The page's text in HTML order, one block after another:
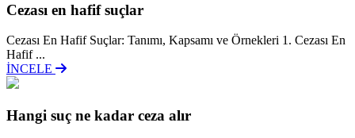
Cezası en hafif suçlar
Cezası En Hafif Suçlar: Tanımı, Kapsamı ve Örnekleri 1. Cezası En
Hafif ...
İNCELE
Hangi suç ne kadar ceza alır